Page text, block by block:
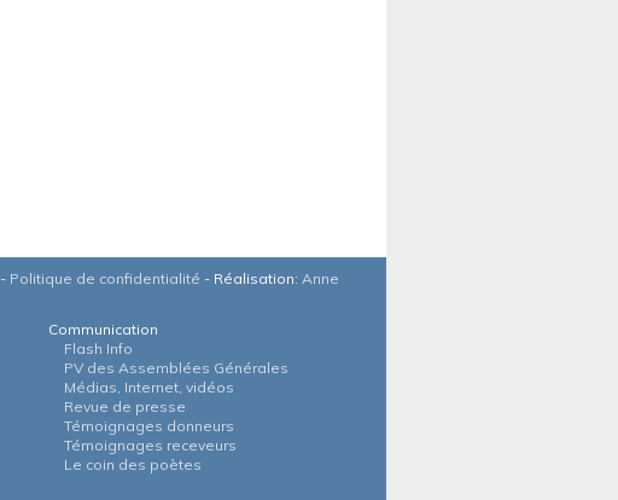
- Politique de confidentialité - Réalisation: Anne
Communication
Flash Info
PV des Assemblées Générales
Médias, Internet, vidéos
Revue de presse
Témoignages donneurs
Témoignages receveurs
Le coin des poètes